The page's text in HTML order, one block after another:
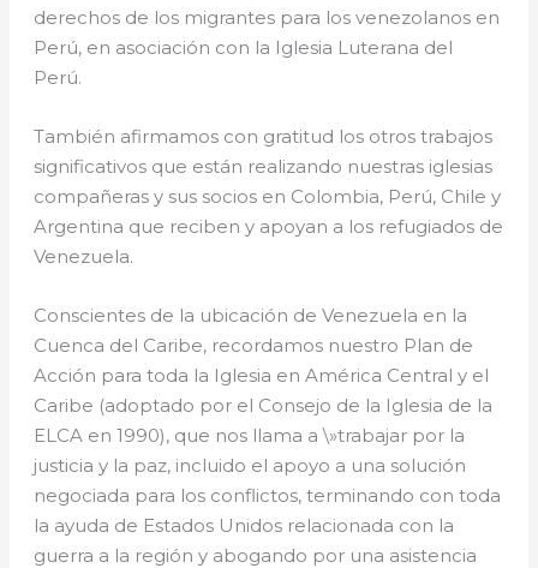
derechos de los migrantes para los venezolanos en
Perú, en asociación con la Iglesia Luterana del
Perú.
También afirmamos con gratitud los otros trabajos
significativos que están realizando nuestras iglesias
compañeras y sus socios en Colombia, Perú, Chile y
Argentina que reciben y apoyan a los refugiados de
Venezuela.
Conscientes de la ubicación de Venezuela en la
Cuenca del Caribe, recordamos nuestro Plan de
Acción para toda la Iglesia en América Central y el
Caribe (adoptado por el Consejo de la Iglesia de la
ELCA en 1990), que nos llama a \»trabajar por la
justicia y la paz, incluido el apoyo a una solución
negociada para los conflictos, terminando con toda
la ayuda de Estados Unidos relacionada con la
guerra a la región y abogando por una asistencia